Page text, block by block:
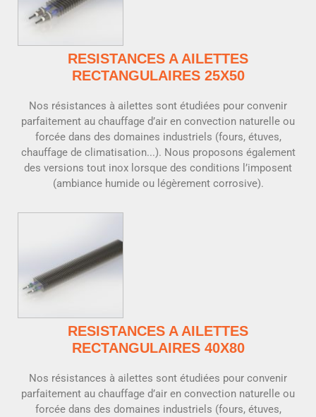
RESISTANCES A AILETTES
RECTANGULAIRES 25X50
Nos résistances à ailettes sont étudiées pour convenir
parfaitement au chauffage d’air en convection naturelle ou
forcée dans des domaines industriels (fours, étuves,
chauffage de climatisation...). Nous proposons également
des versions tout inox lorsque des conditions l’imposent
(ambiance humide ou légèrement corrosive).
RESISTANCES A AILETTES
RECTANGULAIRES 40X80
Nos résistances à ailettes sont étudiées pour convenir
parfaitement au chauffage d’air en convection naturelle ou
forcée dans des domaines industriels (fours, étuves,